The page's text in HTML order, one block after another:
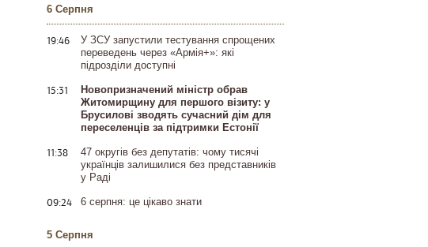
6 Серпня
19:46
У ЗСУ запустили тестування спрощених
переведень через «Армія+»: які
підрозділи доступні
15:31
Новопризначений міністр обрав
Житомирщину для першого візиту: у
Брусилові зводять сучасний дім для
переселенців за підтримки Естонії
11:38
47 округів без депутатів: чому тисячі
українців залишилися без представників
у Раді
09:24 6 серпня: це цікаво знати
5 Серпня